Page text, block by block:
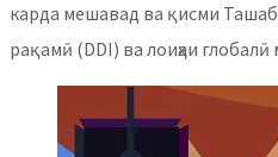
карда мешавад ва қисми
рақамӣ (DDI) ва лоиҳаи